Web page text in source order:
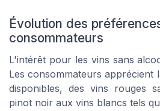
Évolution des
consommateurs
L'intérêt pour les vins sans
Les consommateurs apprécient
disponibles, des vins rouges
pinot noir aux vins blancs tels